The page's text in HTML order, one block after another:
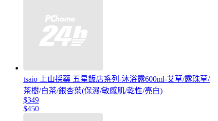
tsaio 上山採藥 五星飯店系列-沐浴露600ml-艾草/露珠草/
茶樹/白茶/銀杏葉(保濕/敏感肌/乾性/亮白)
$349
$450